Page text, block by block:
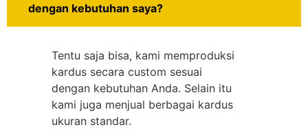
dengan kebutuhan saya?
Tentu saja bisa, kami memproduksi
kardus secara custom sesuai
dengan kebutuhan Anda. Selain itu
kami juga menjual berbagai kardus
ukuran standar.